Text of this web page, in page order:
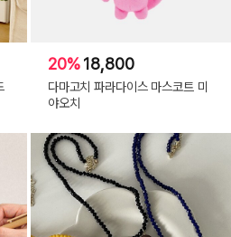
20%18,800
다마고치 파라다이스 마스코트 미
야오치